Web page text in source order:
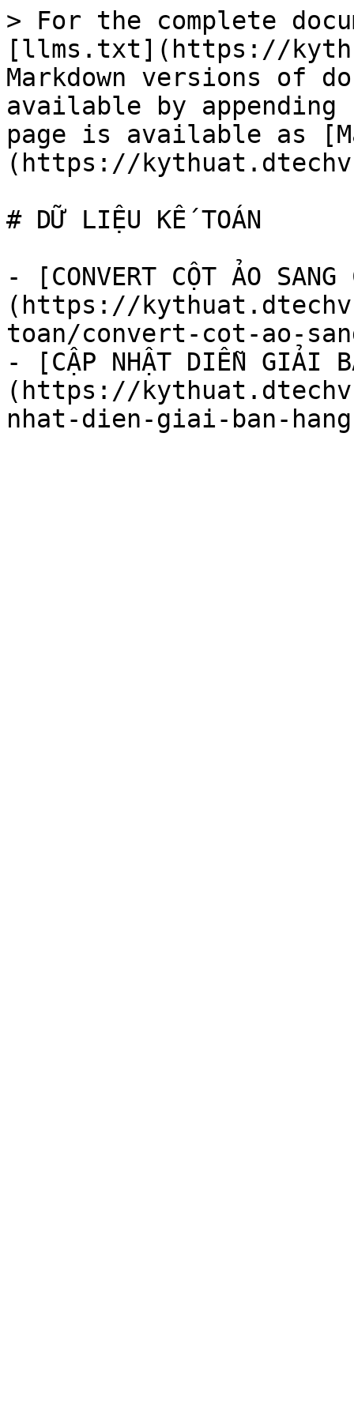
> For the complete
[llms.txt](https://
Markdown versions of
available by
page is available as
(https://
# DỮ LIỆU KẾ TOÁN
- [CONVERT CỘT ẢO SANG
(https://
toan/convert-cot-ao-
- [CẬP NHẬT DIỄN GIẢI
(https://